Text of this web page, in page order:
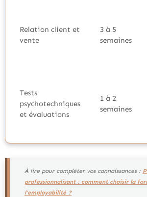
Relation client et
vente
3 à 5
semaines
Tests
psychotechniques
et évaluations
1 à 2
semaines
À lire pour compléter vos connaissances :
professionnalisant : comment choisir la
l’employabilité ?